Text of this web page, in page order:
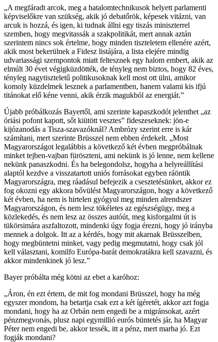
„A megfáradt arcok, meg a hatalomtechnikusok helyett parlamenti
képviselőkre van szükség, akik jó debatőrök, képesek vitázni, van
arcuk is hozzá, és igen, ki tudnak állni egy tiszás miniszterrel
szemben, hogy megvitassák a szakpolitikát, mert annak aztán
szerintem nincs sok értelme, hogy minden tiszteletem ellenére azért,
akik most bekerülnek a Fidesz listájára, a lista elejére mindig
udvariassági szempontok miatt feltesznek egy halom embert, akik az
elmúlt 30 évet végigküzdötték, de tényleg nem biztos, hogy 82 éves,
tényleg nagytiszteletű politikusoknak kell most ott ülni, amikor
komoly küzdelmek lesznek a parlamentben, hanem valami kis ifjú
titánokat elő kéne venni, akik érzik magukból az energiát.”
Újabb próbálkozás Bayertől, ami szerinte kapaszkodót jelenthet „az
óriási pofont kapott, sőt kiütött vesztes” fideszeseknek: jön-e
kijózanodás a Tisza-szavazóknál? Ambrózy szerint erre is kár
számítani, mert szerinte Brüsszel nem ebben érdekelt. „Most
Magyarországot legalábbis a következő két évben megpróbálnak
minket tejben-vajban füröszteni, ami nekünk is jó lenne, nem kellene
nekünk panaszkodni. És ha belegondolsz, hogyha a helyreállítási
alaptól kezdve a visszatartott uniós forrásokat egyben ráöntik
Magyarországra, meg ráadásul befejezik a csesztetésünket, akkor ez
fog okozni egy akkora bővülést Magyarországon, hogy a következő
két évben, ha nem is hirtelen gyógyul meg minden alrendszer
Magyarországon, és nem lesz tökéletes az egészségügy, meg a
közlekedés, és nem lesz az összes autóút, meg kisforgalmi út is
tükörsimára aszfaltozott, mindenki úgy fogja érezni, hogy jó irányba
mennek a dolgok. Itt az a kérdés, hogy mit akarnak Brüsszelben,
hogy megbüntetni minket, vagy pedig megmutatni, hogy csak jól
kell választani, komilfo Európa-barát demokratákra kell szavazni, és
akkor mindenkinek jó lesz.”
Bayer próbálta még kötni az ebet a karóhoz:
„Áron, én ezt értem, de mit fog mondani Brüsszel, hogy ha még
egyszer mondom, ha betartja csak ezt a két ígéretét, akkor azt fogja
mondani, hogy ha az Orbán nem engedi be a migránsokat, azért
pénzmegvonás, plusz napi egymillió eurós büntetés jár, ha Magyar
Péter nem engedi be, akkor tessék, itt a pénz, mert marha jó. Ezt
fogják mondani?